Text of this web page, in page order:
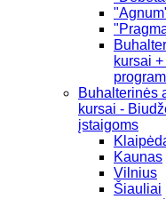
kursai
Buhalterinės
kursai -
įstaigoms
Kaunas
Vilnius
Šiauliai